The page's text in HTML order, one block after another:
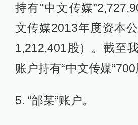
持有“中文传媒
文传媒2013年度资本
1,212,401股）。截至
账户持有“中文传媒”700
5. “邰某”账户。